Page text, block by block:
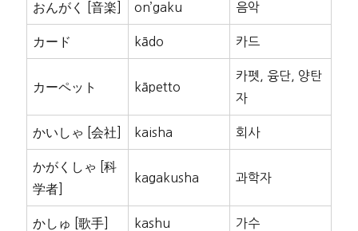
おんがく [音楽] on’gaku 음악
カード kādo 카드
カーペット kāpetto
카펫, 융단, 양탄
자
かいしゃ [会社] kaisha 회사
かがくしゃ [科
学者]
kagakusha 과학자
かしゅ [歌手] kashu 가수